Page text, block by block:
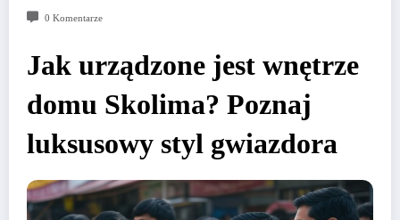
0 Komentarze
Jak urządzone jest wnętrze
domu Skolima? Poznaj
luksusowy styl gwiazdora